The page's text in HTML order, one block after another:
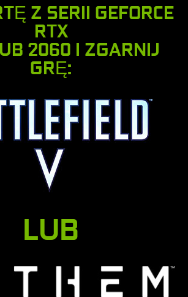
Z SERII GEFORCE
RTX
2060 I ZGARNIJ
GRĘ:
LUB